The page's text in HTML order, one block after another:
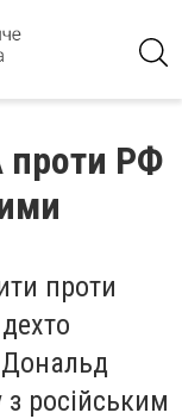
проти РФ
проти
російським